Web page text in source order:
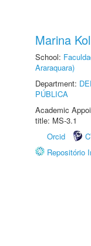
Marina
School:
Araraquara)
Department:
PÚBLICA
Academic
title: MS-3.1
Orcid
Repositório